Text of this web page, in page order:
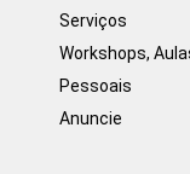
Serviços
Workshops,
Pessoais
Anuncie